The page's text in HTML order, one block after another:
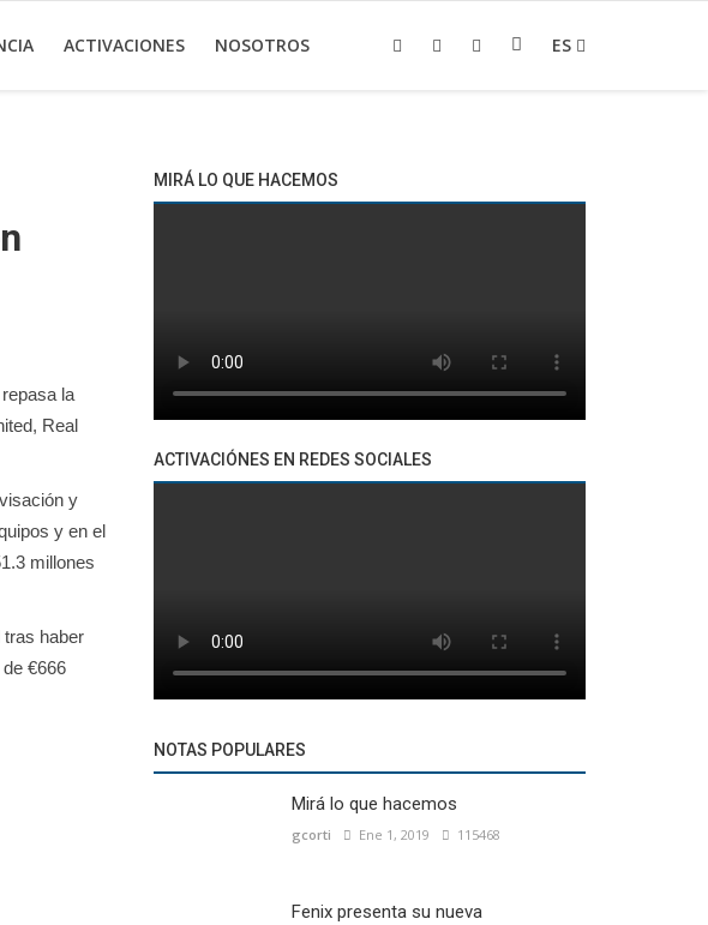
ACTIVACIONES NOSOTROS ES
la
Real
y
y en el
millones
tras haber
€666
MIRÁ LO QUE HACEMOS
ACTIVACIÓNES EN REDES SOCIALES
NOTAS POPULARES
Mirá lo que hacemos
gcorti Ene 1, 2019 115468
Fenix presenta su nueva